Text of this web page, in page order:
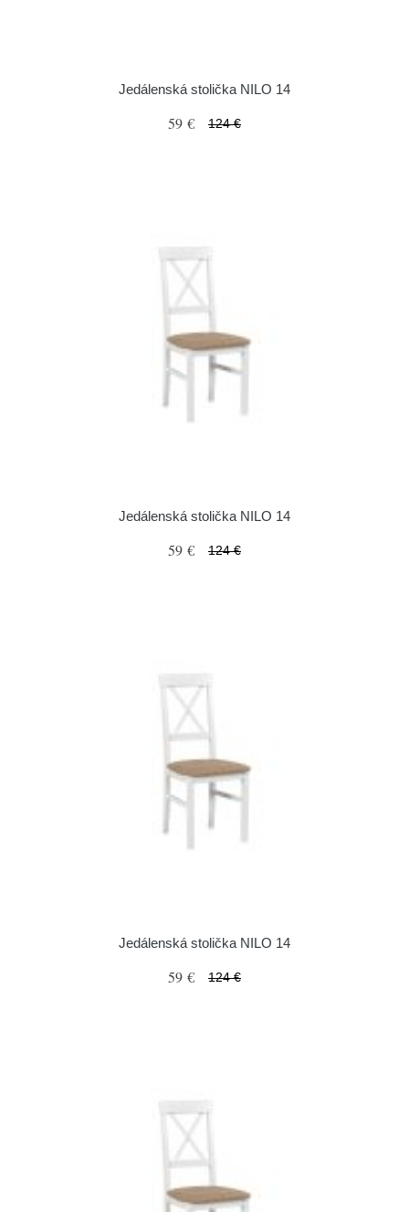
Jedálenská stolička NILO 14
59 € 124 €
Jedálenská stolička NILO 14
59 € 124 €
Jedálenská stolička NILO 14
59 € 124 €